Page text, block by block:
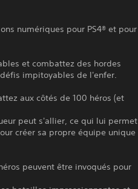
numériques pour PS4® et pour
et combattez des hordes
impitoyables de l'enfer.
aux côtés de 100 héros (et
peut s'allier, ce qui lui permet
créer sa propre équipe unique
peuvent être invoqués pour